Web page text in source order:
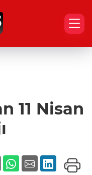
11 Nisan